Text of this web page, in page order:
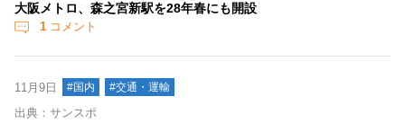
大阪メトロ、森之宮新駅を28年春にも開設
1 コメント
11月9日 #国内 #交通・運輸
出典：サンスポ